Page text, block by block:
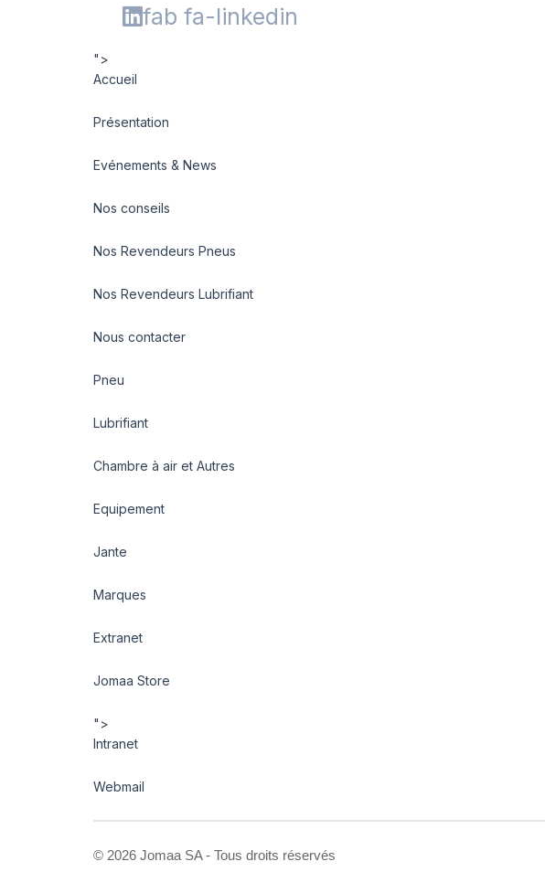
fab fa-linkedin
">
Accueil
Présentation
Evénements & News
Nos conseils
Nos Revendeurs Pneus
Nos Revendeurs Lubrifiant
Nous contacter
Pneu
Lubrifiant
Chambre à air et Autres
Equipement
Jante
Marques
Extranet
Jomaa Store
">
Intranet
Webmail
© 2026 Jomaa SA - Tous droits réservés